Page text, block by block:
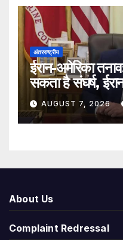
अंतरराष्ट्रीय
ईरान-अमेरिका
सकता है संघर्ष,
AUGUST 7, 2026
About Us
Complaint Redressal